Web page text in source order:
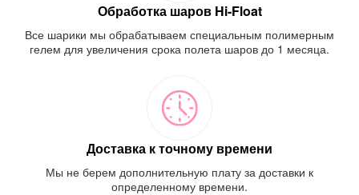
Обработка шаров Hi-Float
Все шарики мы обрабатываем специальным полимерным
гелем для увеличения срока полета шаров до 1 месяца.
Доставка к точному времени
Мы не берем дополнительную плату за доставки к
определенному времени.